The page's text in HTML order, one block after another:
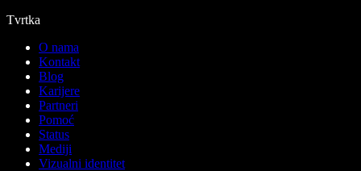
Tvrtka
O nama
Kontakt
Blog
Karijere
Partneri
Pomoć
Status
Mediji
Vizualni identitet